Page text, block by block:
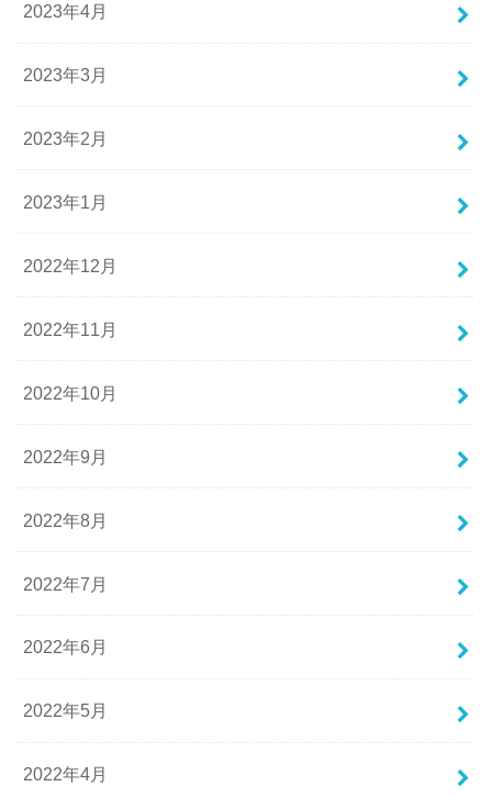
2023年4月
2023年3月
2023年2月
2023年1月
2022年12月
2022年11月
2022年10月
2022年9月
2022年8月
2022年7月
2022年6月
2022年5月
2022年4月